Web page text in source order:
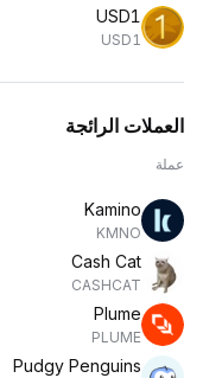
USD1
USD1
العملات الرائجة
عملة
Kamino
KMNO
Cash Cat
CASHCAT
Plume
PLUME
Pudgy Penguins